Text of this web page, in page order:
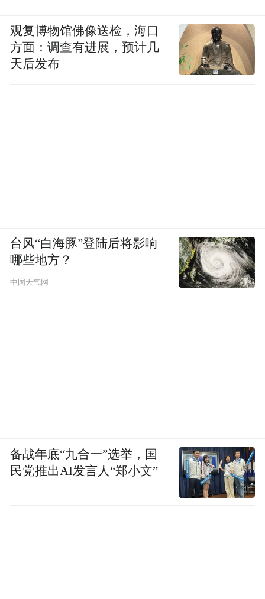
观复博物馆佛像送检，海口
方面：调查有进展，预计几
天后发布
台风“白海豚”登陆后将影响
哪些地方？
中国天气网
备战年底“九合一”选举，国
民党推出AI发言人“郑小文”